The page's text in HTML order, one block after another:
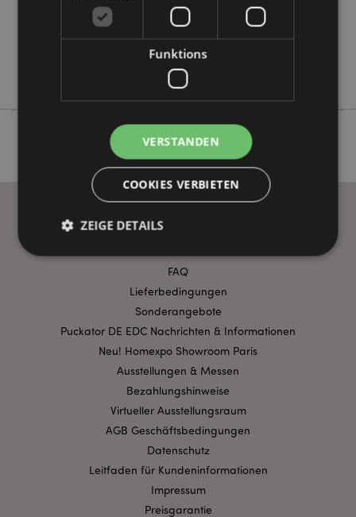
Keine
FAQ
Lieferbedingungen
Sonderangebote
Puckator DE EDC Nachrichten & Informationen
Neu! Homexpo Showroom Paris
Ausstellungen & Messen
Bezahlungshinweise
Virtueller Ausstellungsraum
AGB Geschäftsbedingungen
Datenschutz
Leitfaden für Kundeninformationen
Impressum
Preisgarantie
Funktions
VERSTANDEN
COOKIES VERBIETEN
ZEIGE DETAILS
Unbedingt notwendige
Leistungs
Ausrichten
Funktions
Kernfunktionen der Website wie die
Benutzeranmeldung und die Kontoverwaltung.
Ohne unbedingt notwendige cookies kann die
Website nicht richtig genutzt werden.
Domain
CookieScriptConsent